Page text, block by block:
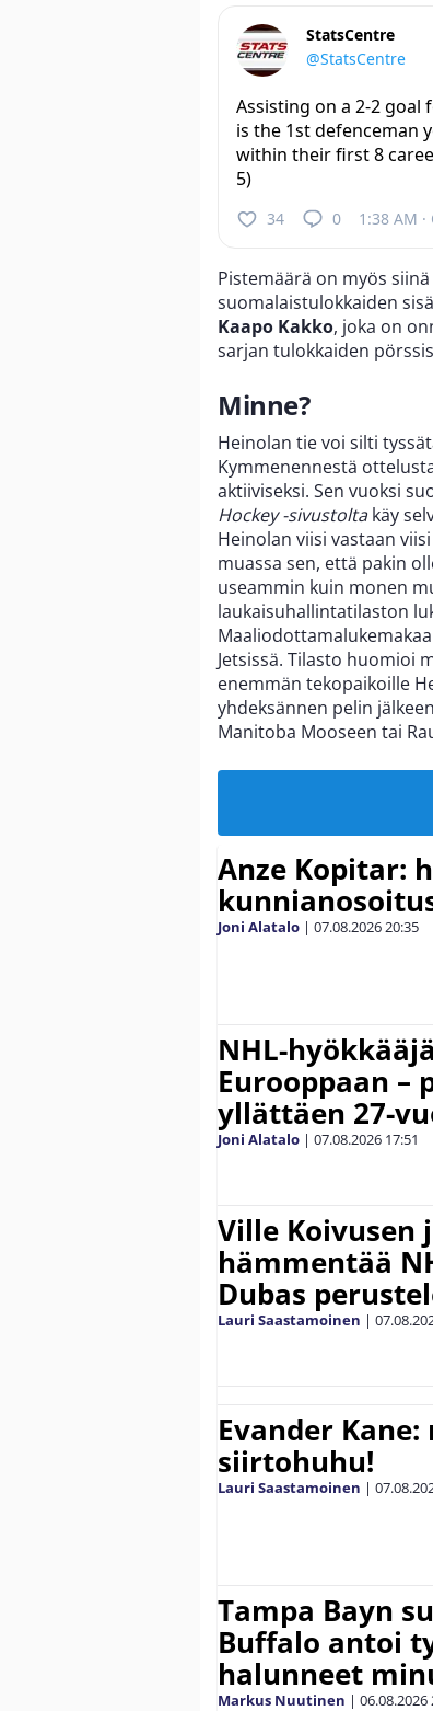
StatsCentre
@StatsCentre
Assisting on a 2-2 goal
is the 1st defenceman
within their first 8
5)
34 0 1:38 AM
Pistemäärä on myös
suomalaistulokkaiden
Kaapo Kakko, joka on
sarjan tulokkaiden
Minne?
Heinolan tie voi silti
Kymmenennestä
aktiiviseksi. Sen vuoksi
Hockey -sivustoltakäy
Heinolan viisi vastaan
muassa sen, että pakin
useammin kuin monen
laukaisuhallintatilaston
Jetsissä. Tilasto huomioi
enemmän tekopaikoille
yhdeksännen pelin
Manitoba Mooseen tai
Anze Kopitar:
Joni Alatalo | 07.08.202620:35
NHL-
Eurooppaan –
yllättäen 27-
Joni Alatalo | 07.08.2026 17:51
Ville Koivusen
hämmentää
Dubas
Lauri Saastamoinen |
Evander
siirtohuhu!
Lauri Saastamoinen |
Tampa Bayn
Buffalo antoi
halunneet
Markus Nuutinen | 06.08.2026